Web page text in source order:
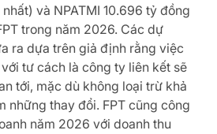
và NPATMI 10.696 tỷ đồng
trong năm 2026. Các dự
ra dựa trên giả định rằng việc
tư cách là công ty liên kết sẽ
tới, mặc dù không loại trừ khả
những thay đổi. FPT cũng công
năm 2026 với doanh thu